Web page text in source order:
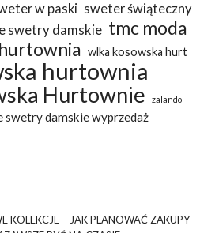
w paski sweter świąteczny
swetry damskie tmc moda
wlka kosowska hurt
hurtownia
Hurtownie zalando
damskie wyprzedaż
KOLEKCJE – JAK PLANOWAĆ ZAKUPY